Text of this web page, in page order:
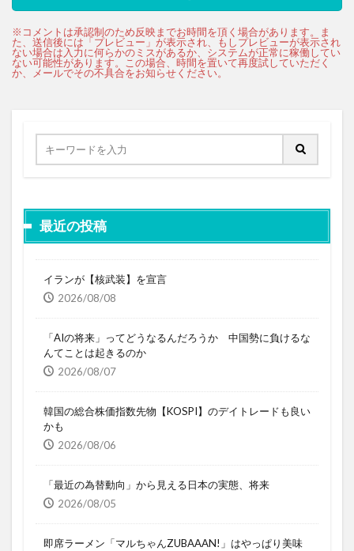
最近の投稿
イランが【核武装】を宣言
2026/08/08
「AIの将来」ってどうなるんだろうか 中国勢に負けるな
んてことは起きるのか
2026/08/07
韓国の総合株価指数先物【KOSPI】のデイトレードも良い
かも
2026/08/06
「最近の為替動向」から見える日本の実態、将来
2026/08/05
即席ラーメン「マルちゃんZUBAAAN!」はやっぱり美味